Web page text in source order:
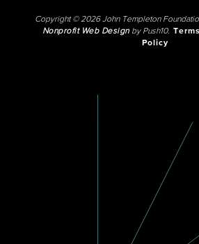
Copyright © 2026 John Templeton
Nonprofit Web Designby Push10.
Policy